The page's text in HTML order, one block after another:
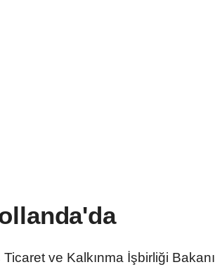
ve Kalkınma İşbirliği Bakanı